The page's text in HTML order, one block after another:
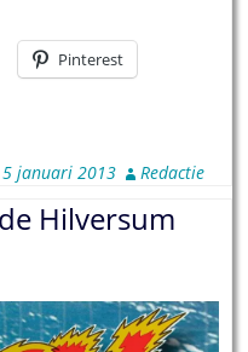
Pinterest
5 januari 2013 Redactie
Hilversum